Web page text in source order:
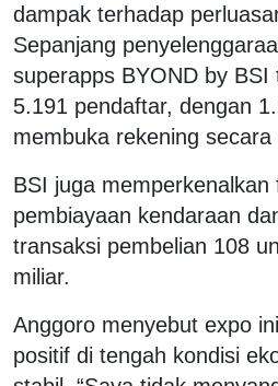
dampak terhadap
Sepanjang
superapps BYOND by
5.191 pendaftar, dengan
membuka rekening secara
BSI juga
pembiayaan kendaraan
transaksi pembelian 108
miliar.
Anggoro menyebut expo
positif di tengah kondisi